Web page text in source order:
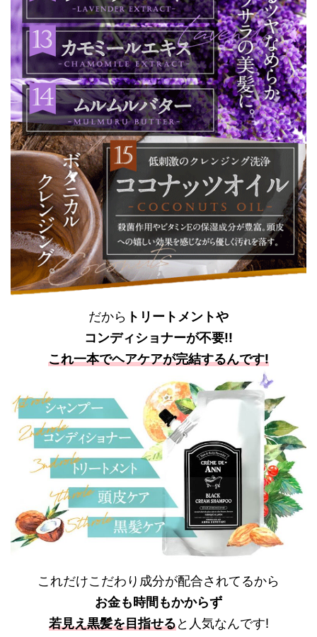
だから トリートメントや
コンディショナーが不要!!
これ一本でヘアケアが完結するんです!
これだけこだわり成分が配合されてるから
お金も時間もかからず
若見え黒髪を目指せると人気なんです!